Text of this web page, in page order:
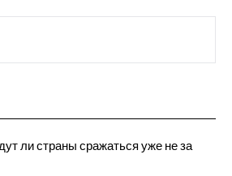
ли страны сражаться уже не за